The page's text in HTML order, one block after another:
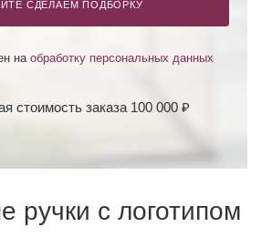
СДЕЛАЕМ ПОДБОРКУ
на обработку персональных данных
стоимость заказа 100 000 ₽
ручки с логотипом